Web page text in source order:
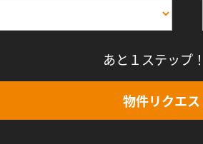
あと１ステップ
物件リクエ